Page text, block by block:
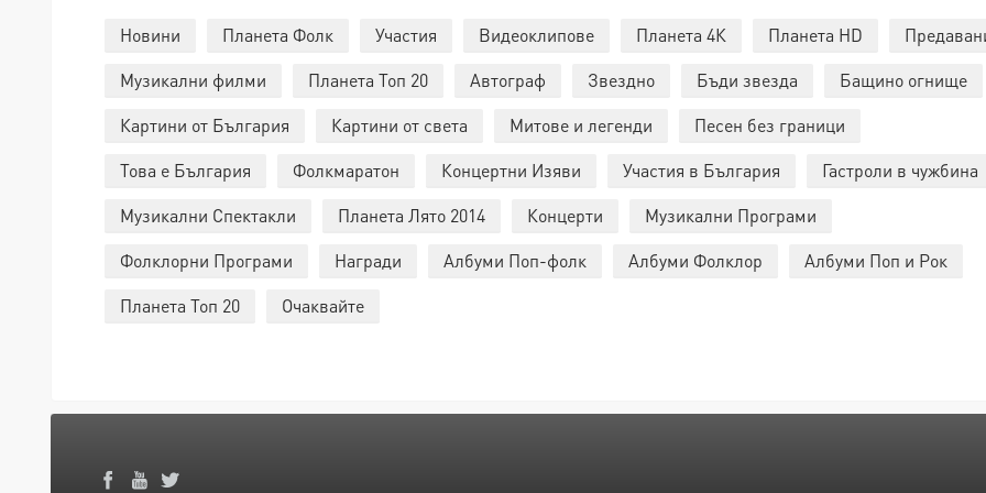
Новини Планета Фолк Участия Видеоклипове Планета 4К Планета HD
Музикални филми
Планета Топ 20 Автограф Звездно Бъди звезда
Бащино огнище
Картини от България
Картини от света Митове и легенди
Песен без граници
Това е България
Фолкмаратон Концертни Изяви Участия в България
Гастроли в чужбина
Музикални Спектакли
Планета Лято 2014 Концерти
Музикални Програми
Фолклорни Програми
Награди Албуми Поп-фолк Албуми Фолклор
Албуми Поп и Рок
Планета Топ 20
Очаквайте